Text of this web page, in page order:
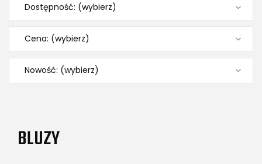
Dostępność: (wybierz)
Cena: (wybierz)
Nowość: (wybierz)
BLUZY